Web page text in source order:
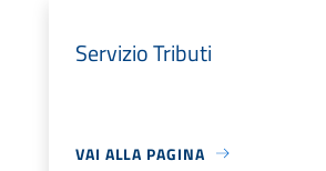
Servizio Tributi
VAI ALLA PAGINA